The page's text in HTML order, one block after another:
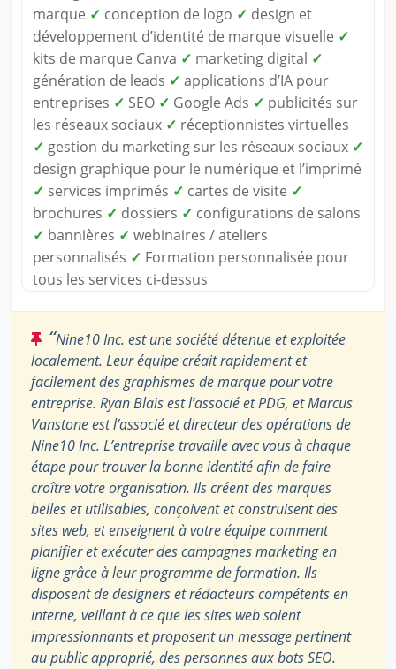
marque ✓ conception de logo ✓ design et
développement d’identité de marque visuelle ✓
kits de marque Canva ✓ marketing digital ✓
génération de leads ✓ applications d’IA pour
entreprises ✓ SEO ✓ Google Ads ✓ publicités sur
les réseaux sociaux ✓ réceptionnistes virtuelles
✓ gestion du marketing sur les réseaux sociaux ✓
design graphique pour le numérique et l’imprimé
✓ services imprimés ✓ cartes de visite ✓
brochures ✓ dossiers ✓ configurations de salons
✓ bannières ✓ webinaires / ateliers
personnalisés ✓ Formation personnalisée pour
tous les services ci-dessus
“Nine10 Inc. est une société détenue et exploitée
localement. Leur équipe créait rapidement et
facilement des graphismes de marque pour votre
entreprise. Ryan Blais est l’associé et PDG, et Marcus
Vanstone est l’associé et directeur des opérations de
Nine10 Inc. L’entreprise travaille avec vous à chaque
étape pour trouver la bonne identité afin de faire
croître votre organisation. Ils créent des marques
belles et utilisables, conçoivent et construisent des
sites web, et enseignent à votre équipe comment
planifier et exécuter des campagnes marketing en
ligne grâce à leur programme de formation. Ils
disposent de designers et rédacteurs compétents en
interne, veillant à ce que les sites web soient
impressionnants et proposent un message pertinent
au public approprié, des personnes aux bots SEO.